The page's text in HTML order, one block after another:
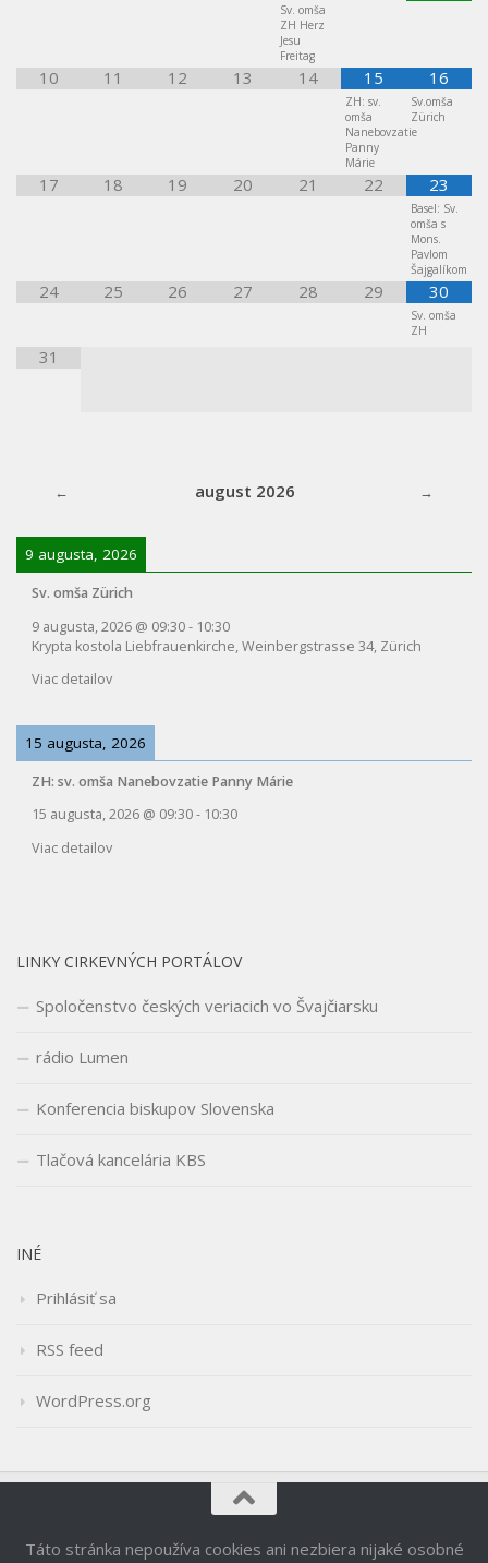
Sv. omša
ZH Herz
Jesu
Freitag
10 11 12 13 14 15
ZH: sv.
omša
Nanebovzatie
Panny
Márie
16
Sv.omša
Zürich
17 18 19 20 21 22 23
Basel: Sv.
omša s
Mons.
Pavlom
Šajgalíkom
24 25 26 27 28 29 30
Sv. omša
ZH
31
august 2026
9 augusta, 2026
Sv. omša Zürich
9 augusta, 2026 @ 09:30- 10:30
Krypta kostola Liebfrauenkirche, Weinbergstrasse 34, Zürich
Viac detailov
15 augusta, 2026
ZH: sv. omša Nanebovzatie Panny Márie
15 augusta, 2026 @ 09:30- 10:30
Viac detailov
LINKY CIRKEVNÝCH PORTÁLOV
Spoločenstvo českých veriacich vo Švajčiarsku
rádio Lumen
Konferencia biskupov Slovenska
Tlačová kancelária KBS
INÉ
Prihlásiť sa
RSS feed
WordPress.org
Táto stránka nepoužíva cookies ani nezbiera nijaké osobné